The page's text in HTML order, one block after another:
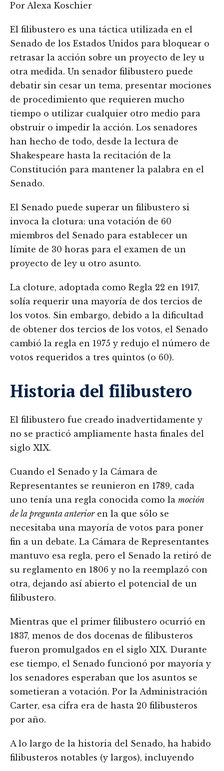
Por Alexa Koschier
El filibustero es una táctica utilizada en el
Senado de los Estados Unidos para bloquear o
retrasar la acción sobre un proyecto de ley u
otra medida. Un senador filibustero puede
debatir sin cesar un tema, presentar mociones
de procedimiento que requieren mucho
tiempo o utilizar cualquier otro medio para
obstruir o impedir la acción. Los senadores
han hecho de todo, desde la lectura de
Shakespeare hasta la recitación de la
Constitución para mantener la palabra en el
Senado.
El Senado puede superar un filibustero si
invoca la clotura: una votación de 60
miembros del Senado para establecer un
límite de 30 horas para el examen de un
proyecto de ley u otro asunto.
La cloture, adoptada como Regla 22 en 1917,
solía requerir una mayoría de dos tercios de
los votos. Sin embargo, debido a la dificultad
de obtener dos tercios de los votos, el Senado
cambió la regla en 1975 y redujo el número de
votos requeridos a tres quintos (o 60).
Historia del filibustero
El filibustero fue creado inadvertidamente y
no se practicó ampliamente hasta finales del
siglo XIX.
Cuando el Senado y la Cámara de
Representantes se reunieron en 1789, cada
uno tenía una regla conocida como la moción
de la pregunta anterioren la que sólo se
necesitaba una mayoría de votos para poner
fin a un debate. La Cámara de Representantes
mantuvo esa regla, pero el Senado la retiró de
su reglamento en 1806 y no la reemplazó con
otra, dejando así abierto el potencial de un
filibustero.
Mientras que el primer filibustero ocurrió en
1837, menos de dos docenas de filibusteros
fueron promulgados en el siglo XIX. Durante
ese tiempo, el Senado funcionó por mayoría y
los senadores esperaban que los asuntos se
sometieran a votación. Por la Administración
Carter, esa cifra era de hasta 20 filibusteros
por año.
A lo largo de la historia del Senado, ha habido
filibusteros notables (y largos), incluyendo